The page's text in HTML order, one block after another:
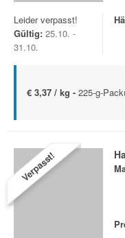
Leider verpasst!
Gültig: 25.10. -
31.10.
€ 3,37 / kg - 225-g-
Verpasst!